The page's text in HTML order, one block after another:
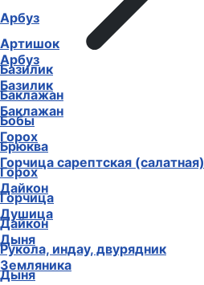
Арбуз
Базилик
Баклажан
Горох
Горчица сарептская (салатная)
Дайкон
Душица
Дыня
Земляника
Арбуз
Артишок
Базилик
Баклажан
Бобы
Брюква
Горох
Горчица
Дайкон
Рукола, индау, двурядник
Дыня